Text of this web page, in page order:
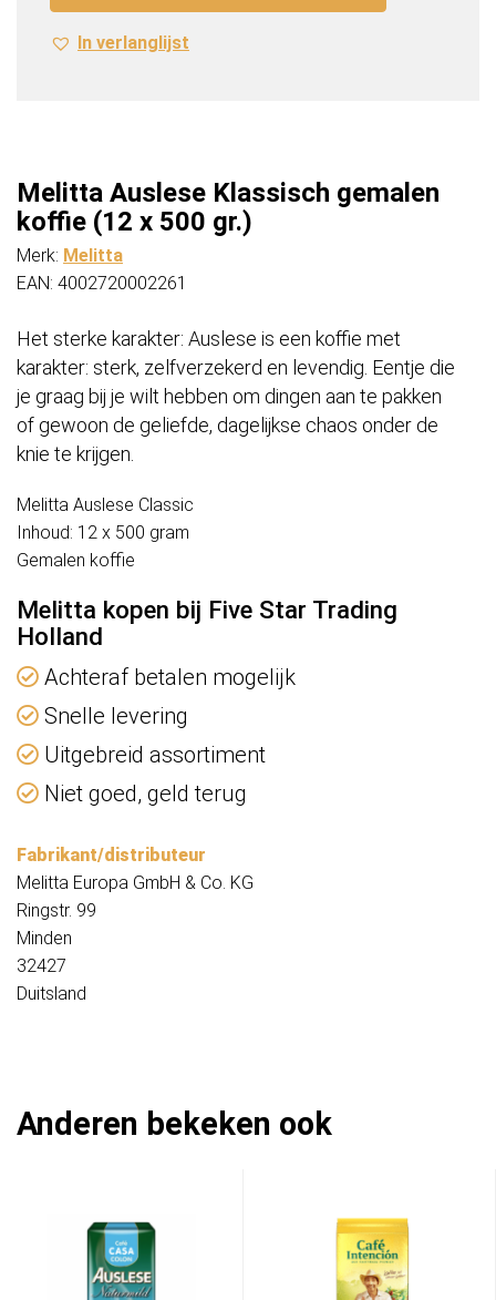
x
500In verlanglijst
Melitta Auslese Klassisch gemalen
koffie (12 x 500 gr.)
Merk: Melitta
EAN: 4002720002261
Het sterke karakter: Auslese is een koffie met
karakter: sterk, zelfverzekerd en levendig. Eentje die
je graag bij je wilt hebben om dingen aan te pakken
of gewoon de geliefde, dagelijkse chaos onder de
knie te krijgen.
Melitta Auslese Classic
Inhoud: 12 x 500 gram
Gemalen koffie
Melitta kopen bij Five Star Trading
Holland
Achteraf betalen mogelijk
Snelle levering
Uitgebreid assortiment
Niet goed, geld terug
Fabrikant/distributeur
Melitta Europa GmbH & Co. KG
Ringstr. 99
Minden
32427
Duitsland
Anderen bekeken ook